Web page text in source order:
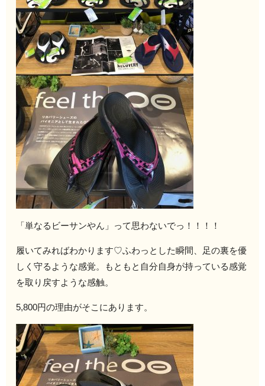
「単なるビーサンやん」って思わないでっ！！！！
履いてみればわかります♡ふわっとした瞬間、足の裏を優
しく守るような感覚。もともと自分自身が持っている感覚
を取り戻すような感触。
5,800円の理由がそこにあります。